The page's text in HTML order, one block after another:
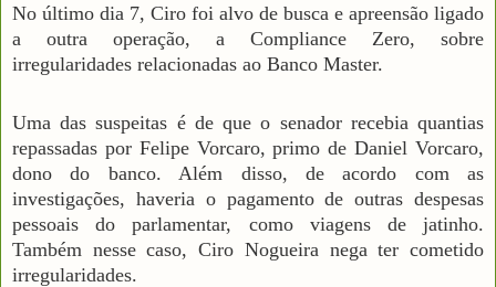
No último dia 7, Ciro foi alvo de busca e apreensão ligado
a outra operação, a Compliance Zero, sobre
irregularidades relacionadas ao Banco Master.
Uma das suspeitas é de que o senador recebia quantias
repassadas por Felipe Vorcaro, primo de Daniel Vorcaro,
dono do banco. Além disso, de acordo com as
investigações, haveria o pagamento de outras despesas
pessoais do parlamentar, como viagens de jatinho.
Também nesse caso, Ciro Nogueira nega ter cometido
irregularidades.